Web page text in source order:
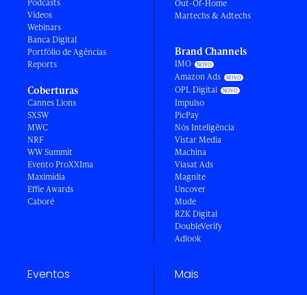
Vídeos
Webinars
Banca Digital
Portfólio de Agências
Reports
Coberturas
Cannes Lions
SXSW
MWC
NRF
WW Summit
Evento ProXXIma
Maximídia
Effie Awards
Caboré
Out-Of-Home
Martechs & Adtechs
Brand Channels
IMO
Amazon Ads
OPL Digital
Impulso
PicPay
Nós Inteligência
Vistar Media
Machina
Viasat Ads
Magnite
Uncover
Mude
RZK Digital
DoubleVerify
Adlook
Eventos Mais